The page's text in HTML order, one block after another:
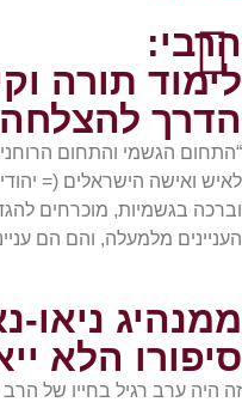
הרבי:
לימוד תורה
הדרך להצלחה
“התחום הגשמי והתחום הרוחני
לאיש ואישה הישראלים (=
וברכה בגשמיות, מוכרחים
העניינים מלמעלה, והם הם
ממנהיג ניאו-
סיפורו הלא
זה היה ערב רגיל בחייו של